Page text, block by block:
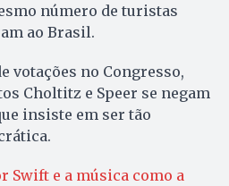
número de turistas
ao Brasil.
votações no Congresso,
Choltitz e Speer se negam
insiste em ser tão
Swift e a música como a